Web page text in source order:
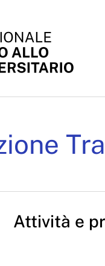
Attività e